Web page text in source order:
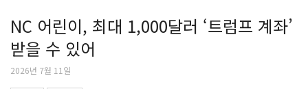
NC 어린이, 최대 1,000달러 ‘트럼프 계좌’
받을 수 있어
2026년 7월 11일